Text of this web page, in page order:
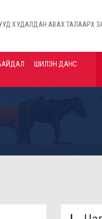
АВАХ ТАЛААРХ ЗАРЛАЛ
ШИЛЭН ДАНС